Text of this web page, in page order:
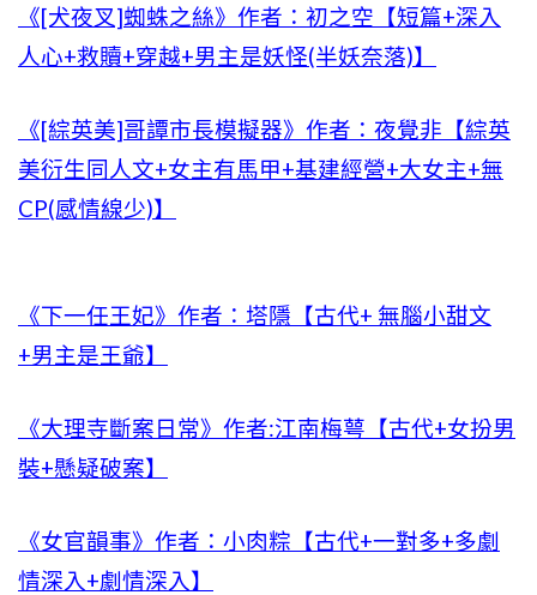
《[犬夜叉]蜘蛛之絲》作者：初之空【短篇+深入
人心+救贖+穿越+男主是妖怪(半妖奈落)】
《[綜英美]哥譚市長模擬器》作者：夜覺非【綜英
美衍生同人文+女主有馬甲+基建經營+大女主+無
CP(感情線少)】
《下一任王妃》作者：塔隱【古代+ 無腦小甜文
+男主是王爺】
《大理寺斷案日常》作者:江南梅萼【古代+女扮男
裝+懸疑破案】
《女官韻事》作者：小肉粽【古代+一對多+多劇
情深入+劇情深入】